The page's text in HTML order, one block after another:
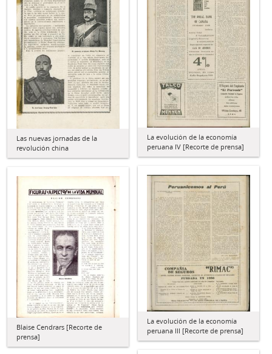
Las nuevas jornadas de la
revolución china
La evolución de la economía
peruana IV [Recorte de prensa]
La evolución de la economía
peruana III [Recorte de prensa]
Blaise Cendrars [Recorte de
prensa]